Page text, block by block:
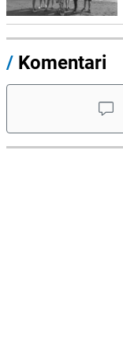
/ Komentari